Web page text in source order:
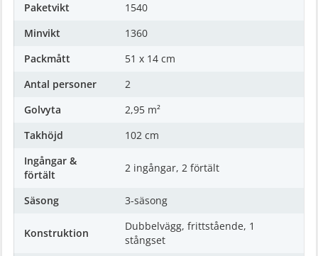
Paketvikt
1540
Minvikt
1360
Packmått
51 x 14 cm
Antal personer
2
Golvyta
2,95 m²
Takhöjd
102 cm
Ingångar &
förtält
2 ingångar, 2 förtält
Säsong 3-säsong
Konstruktion
Dubbelvägg, frittstående, 1
stångset